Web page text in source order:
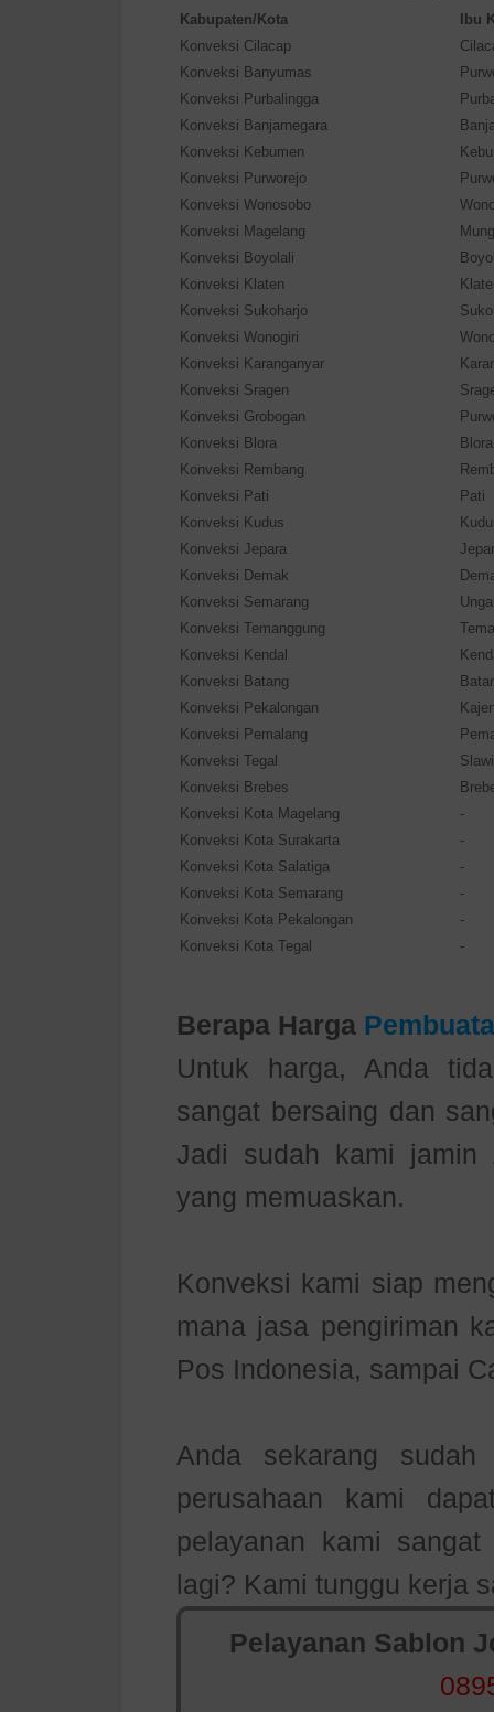
Kabupaten/Kota
Ibu
Konveksi Cilacap
Konveksi Banyumas
Konveksi Purbalingga
Konveksi Banjarnegara
Konveksi Kebumen
Konveksi Purworejo
Konveksi Wonosobo
Konveksi Magelang
Konveksi Boyolali
Konveksi Klaten
Konveksi Sukoharjo
Konveksi Wonogiri
Konveksi Karanganyar
Konveksi Sragen
Konveksi Grobogan
Konveksi Blora
Blora
Konveksi Rembang
Konveksi Pati
Pati
Konveksi Kudus
Konveksi Jepara
Konveksi Demak
Konveksi Semarang
Konveksi Temanggung
Konveksi Kendal
Konveksi Batang
Konveksi Pekalongan
Konveksi Pemalang
Konveksi Tegal
Slawi
Konveksi Brebes
Konveksi Kota Magelang
-
Konveksi Kota Surakarta
-
Konveksi Kota Salatiga
-
Konveksi Kota Semarang
-
Konveksi Kota Pekalongan
-
Konveksi Kota Tegal
-
Berapa Harga
Untuk harga, Anda
sangat bersaing dan
Jadi sudah kami jamin
yang memuaskan.
Konveksi kami siap
mana jasa pengiriman
Pos Indonesia, sampai
Anda sekarang sudah
perusahaan kami
pelayanan kami
lagi? Kami tunggu kerja
Pelayanan Sablon